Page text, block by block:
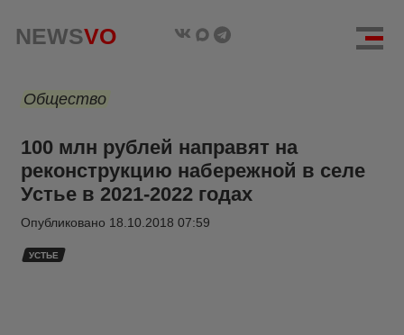
NEWSVO
Общество
100 млн рублей направят на
реконструкцию набережной в селе
Устье в 2021-2022 годах
Опубликовано 18.10.2018 07:59
УСТЬЕ